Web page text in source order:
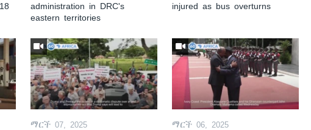
administration in DRC's
eastern territories
injured as bus overturns
ማርች 07, 2025 ማርች 06, 2025